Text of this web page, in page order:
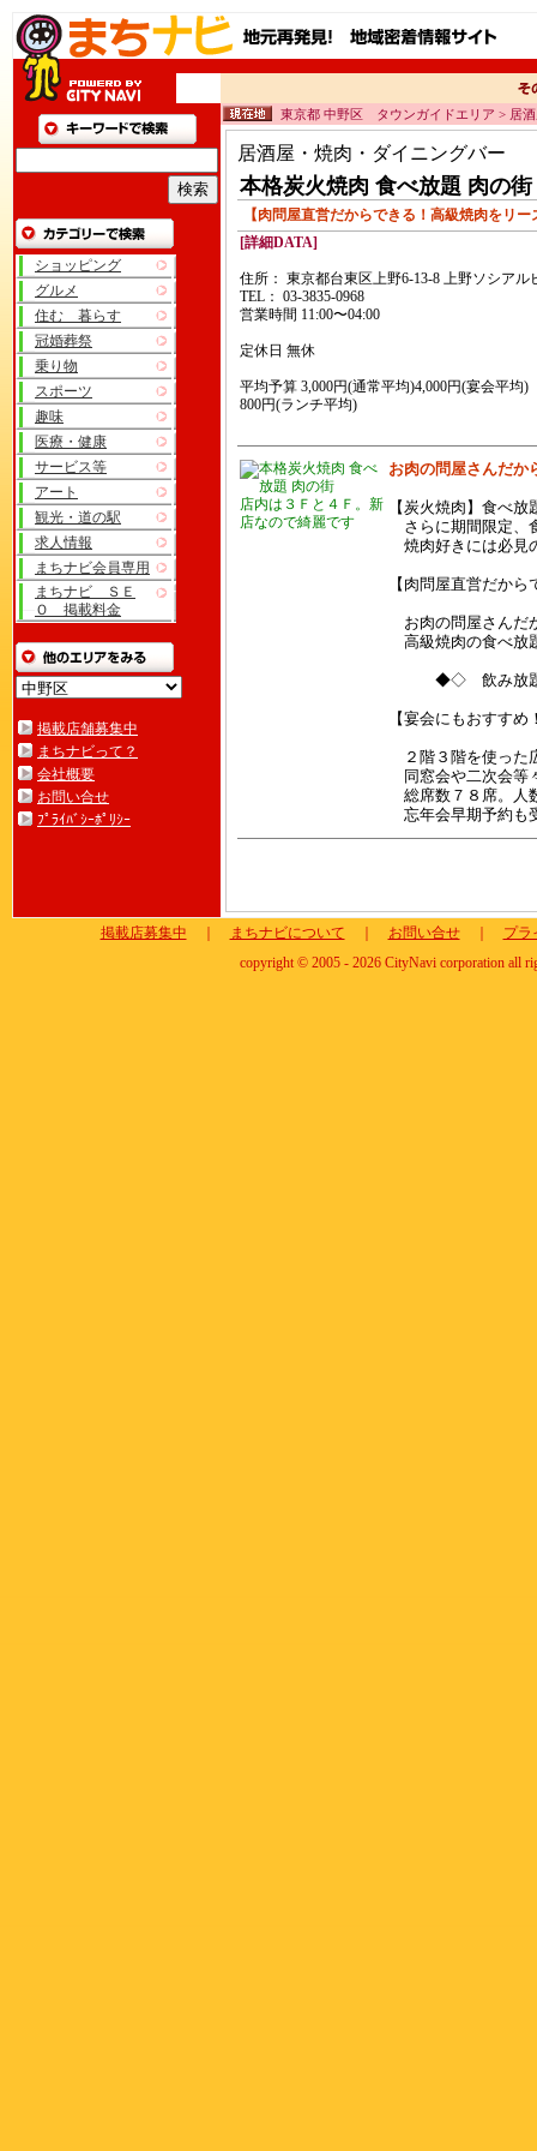
ショッピング
グルメ
住む 暮らす
冠婚葬祭
乗り物
スポーツ
趣味
医療・健康
サービス等
アート
観光・道の駅
求人情報
まちナビ会員専用
まちナビ ＳＥ
Ｏ 掲載料金
掲載店舗募集中
まちナビって？
会社概要
お問い合せ
ﾌﾟﾗｲﾊﾞｼｰﾎﾟﾘｼｰ
東京都 中野区 タウンガイドエリア > 居
居酒屋・焼肉・ダイニングバー
本格炭火焼肉 食べ放題 肉の街
【肉問屋直営だからできる！高級焼肉をリ
[詳細DATA]
住所： 東京都台東区上野6-13-8 上野ソシアル
TEL： 03-3835-0968
営業時間 11:00〜04:00
定休日 無休
平均予算 3,000円(通常平均)4,000円(宴会平均)
800円(ランチ平均)
店内は３Ｆと４Ｆ。新
店なので綺麗です
お肉の問屋さんだか
【炭火焼肉】食べ
さらに期間限定、
焼肉好きには必見
【肉問屋直営だか
お肉の問屋さんだ
高級焼肉の食べ放
◆◇ 飲み放題込
【宴会にもおすすめ
２階３階を使った
同窓会や二次会等
総席数７８席。人
忘年会早期予約も
掲載店募集中 まちナビについて お問い合せ｜
プラ
copyright © 2005 - 2026 CityNavi corporation all